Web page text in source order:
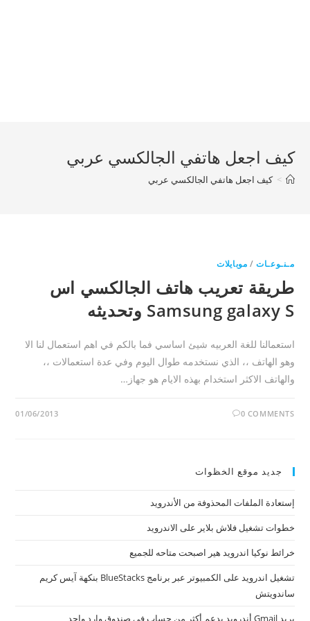
كيف اجعل هاتفي الجالكسي عربي
> كيف اجعل هاتفي الجالكسي عربي
مـنـوعـات/ موبايلات
طريقة تعريب هاتف الجالكسي اس
Samsung galaxy S وتحديثه
استعمالنا للغة العربيه شيئ اساسي فما بالكم في اهم استعمال لنا الا
وهو الهاتف ،، الذي نستخدمه طوال اليوم وفي عدة استعمالات ،،
والهاتف الاكثر استخدام بهذه الايام هو جهاز…
0 COMMENTS
01/06/2013
جديد موقع الخظوات
إستعادة الملفات المحذوفة من الأندرويد
خطوات تشغيل فلاش بلاير على الاندرويد
خرائط نوكيا اندرويد هير اصبحت متاحه للجميع
تشغيل اندرويد على الكمبيوتر عبر برنامج BlueStacks بنكهة آيس كريم
ساندويتش
بريد Gmail أندرويد يدعم أكثر من حساب في صندوق وارد واحد